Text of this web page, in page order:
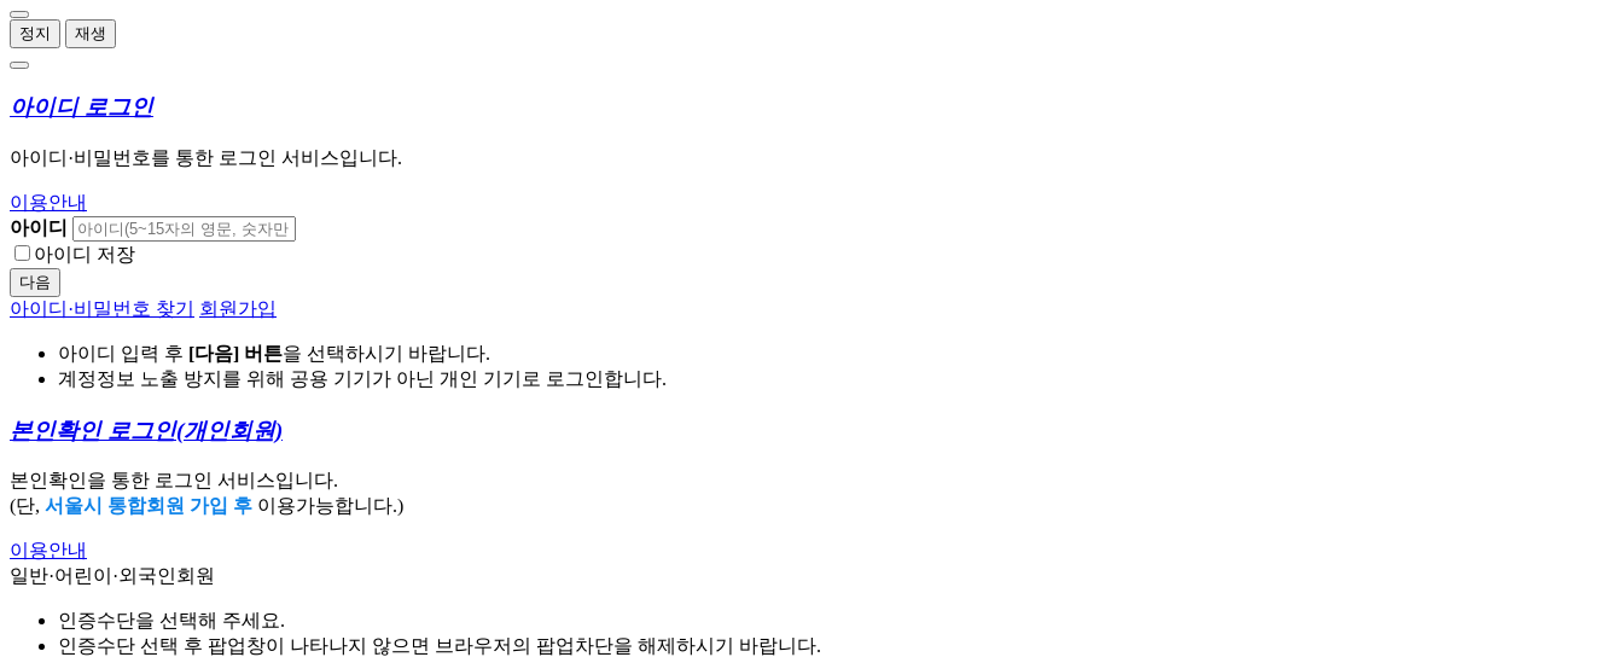
정지 재생
아이디 로그인
아이디·비밀번호를 통한 로그인 서비스입니다.
이용안내
아이디
아이디 저장
다음
아이디·비밀번호 찾기 회원가입
아이디 입력 후 [다음] 버튼을 선택하시기 바랍니다.
계정정보 노출 방지를 위해 공용 기기가 아닌 개인 기기로 로그인합니다.
본인확인 로그인(개인회원)
본인확인을 통한 로그인 서비스입니다.
(단, 서울시 통합회원 가입 후 이용가능합니다.)
이용안내
일반·어린이·외국인회원
인증수단을 선택해 주세요.
인증수단 선택 후 팝업창이 나타나지 않으면 브라우저의 팝업차단을 해제하시기 바랍니다.